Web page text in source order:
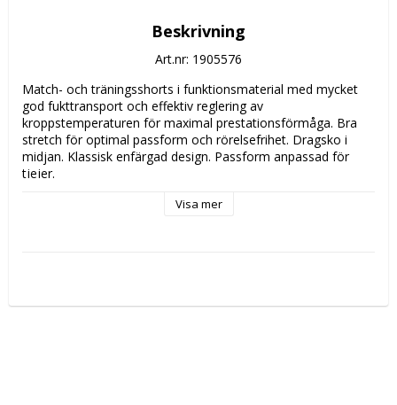
Beskrivning
Art.nr: 1905576
Match- och träningsshorts i funktionsmaterial med mycket
god fukttransport och effektiv reglering av
kroppstemperaturen för maximal prestationsförmåga. Bra
stretch för optimal passform och rörelsefrihet. Dragsko i
midjan. Klassisk enfärgad design. Passform anpassad för
tjejer.
Visa mer